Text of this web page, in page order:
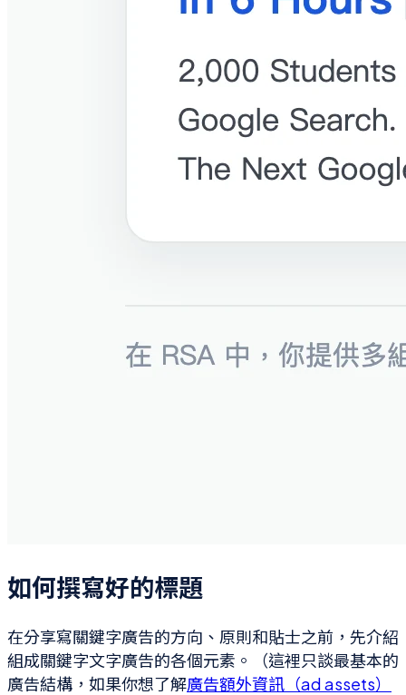
如何撰寫好的標題
在分享寫關鍵字廣告的方向、原則和貼士之前，先介紹
組成關鍵字文字廣告的各個元素。（這裡只談最基本的
廣告結構，如果你想了解廣告額外資訊（ad assets）